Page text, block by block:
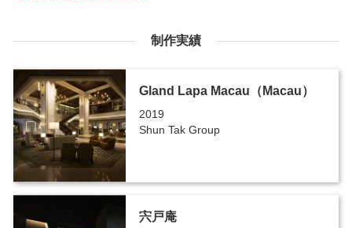
制作実績
Gland Lapa Macau（Macau）
2019
Shun Tak Group
宍戸庵